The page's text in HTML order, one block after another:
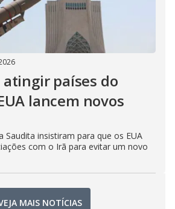
atingir países do
lancem novos
Saudita insistiram para que os EUA
com o Irã para evitar um novo
MAIS NOTÍCIAS